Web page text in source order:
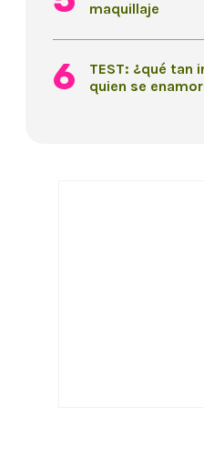
maquillaje
TEST: ¿qué tan
quien se